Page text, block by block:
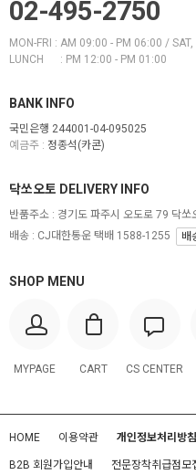
02-495-2750
MON-FRI : AM 09:00 - PM 06:00 / SAT,
LUNCH : PM 12:00 - PM 01:00
BANK INFO
국민은행 244001-04-095025
예금주 : 정종석(카콘)
SHOP MENU
MYPAGE CART CS CENTER
닥쏘오토 DELIVERY INFO
반품주소 : 경기도 파주시 오도로 79 닥쏘
배송 : CJ대한통운 택배 1588-1255
배
HOME 이용약관 개인정보처리방침
B2B 회원가입안내 전문장착취급점모